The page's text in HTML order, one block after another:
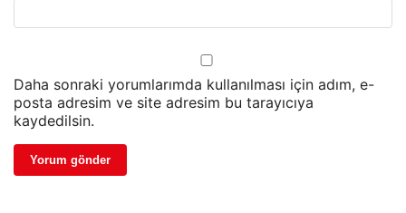
Daha sonraki yorumlarımda kullanılması için adım, e-
posta adresim ve site adresim bu tarayıcıya
kaydedilsin.